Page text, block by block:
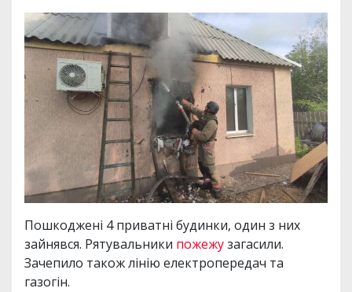
Пошкоджені 4 приватні будинки, один з них
зайнявся. Рятувальники пожежузагасили.
Зачепило також лінію електропередач та
газогін.